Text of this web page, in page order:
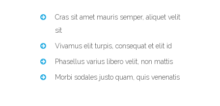
Cras sit amet mauris semper, aliquet velit
sit
Vivamus elit turpis, consequat et elit id
Phasellus varius libero velit, non mattis
Morbi sodales justo quam, quis venenatis